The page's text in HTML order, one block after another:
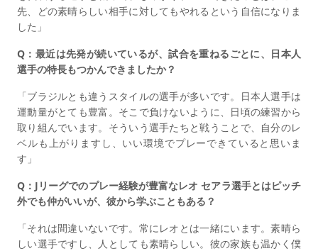
先、どの素晴らしい相手に対してもやれるという自信になりま
した」
Q：最近は先発が続いているが、試合を重ねるごとに、日本人
選手の特長もつかんできましたか？
「ブラジルとも違うスタイルの選手が多いです。日本人選手は
運動量がとても豊富。そこで負けないように、日頃の練習から
取り組んでいます。そういう選手たちと戦うことで、自分のレ
ベルも上がりますし、いい環境でプレーできていると思いま
す」
Q：Jリーグでのプレー経験が豊富なレオ セアラ選手とはピッチ
外でも仲がいいが、彼から学ぶこともある？
「それは間違いないです。常にレオとは一緒にいます。素晴ら
しい選手ですし、人としても素晴らしい。彼の家族も温かく僕